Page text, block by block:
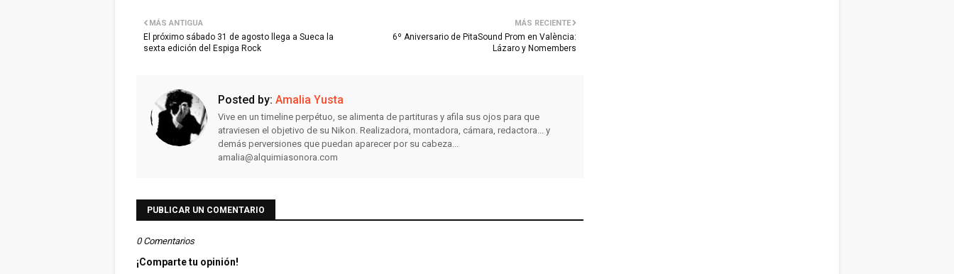
MÁS RECIENTE
6º Aniversario de PitaSound Prom en València:
Lázaro y Nomembers
MÁS ANTIGUA
El próximo sábado 31 de agosto llega a Sueca la
sexta edición del Espiga Rock
Posted by: Amalia Yusta
Vive en un timeline perpétuo, se alimenta de partituras y afila sus ojos para que
atraviesen el objetivo de su Nikon. Realizadora, montadora, cámara, redactora... y
demás perversiones que puedan aparecer por su cabeza...
amalia@alquimiasonora.com
PUBLICAR UN COMENTARIO
0 Comentarios
¡Comparte tu opinión!